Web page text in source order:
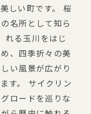
美しい町です。 桜
の名所として知ら
れる玉川をはじ
め、四季折々の美
しい風景が広がり
ます。 サイクリン
グロードを巡りな